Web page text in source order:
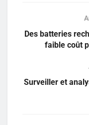
Des batteries
faible coût
Surveiller et